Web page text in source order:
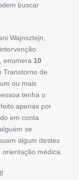
buscar
Wajnsztejn,
enumera 10
Transtorno de
ou mais
tenha o
apenas por
em conta
se
algum destes
médica.